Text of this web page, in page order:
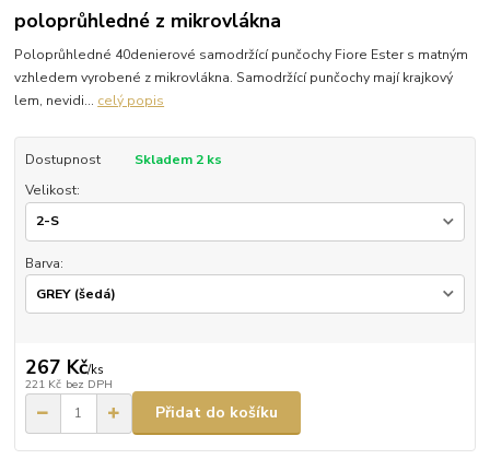
poloprůhledné z mikrovlákna
Poloprůhledné 40denierové samodržící punčochy Fiore Ester s matným
vzhledem vyrobené z mikrovlákna. Samodržící punčochy mají krajkový
lem, nevidi... celý popis
Dostupnost
Skladem 2 ks
Velikost:
Barva:
267 Kč/ks
221 Kč bez DPH
Přidat do košíku